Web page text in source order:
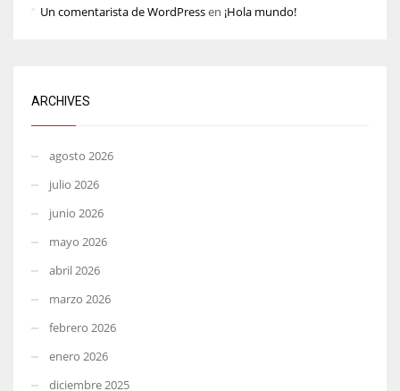
Un comentarista de WordPressen ¡Hola mundo!
ARCHIVES
agosto 2026
julio 2026
junio 2026
mayo 2026
abril 2026
marzo 2026
febrero 2026
enero 2026
diciembre 2025